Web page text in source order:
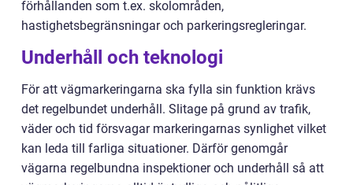
förhållanden som t.ex. skolområden,
hastighetsbegränsningar och parkeringsregleringar.
Underhåll och teknologi
För att vägmarkeringarna ska fylla sin funktion krävs
det regelbundet underhåll. Slitage på grund av trafik,
väder och tid försvagar markeringarnas synlighet vilket
kan leda till farliga situationer. Därför genomgår
vägarna regelbundna inspektioner och underhåll så att